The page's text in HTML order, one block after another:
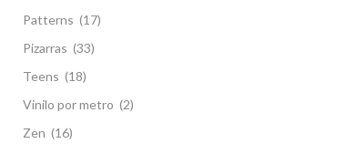
Patterns (17)
Pizarras (33)
Teens (18)
Vinilo por metro (2)
Zen (16)